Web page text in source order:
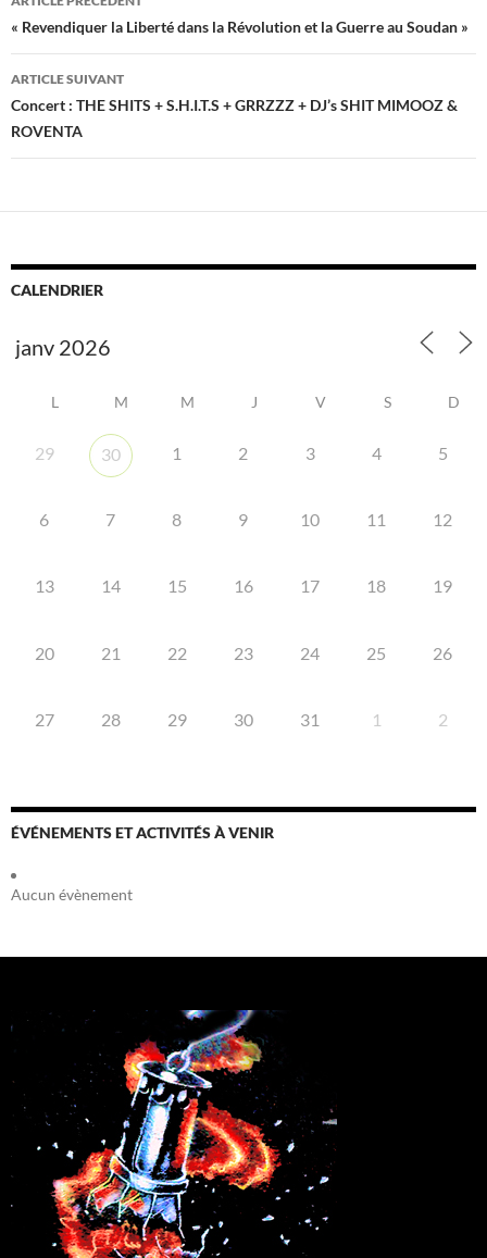
des
articles
« Revendiquer la Liberté dans la Révolution et la Guerre au Soudan »
ARTICLE SUIVANT
Concert : THE SHITS + S.H.I.T.S + GRRZZZ + DJ’s SHIT MIMOOZ &
ROVENTA
CALENDRIER
L M M J V S D
29 30 1 2 3 4 5
6 7 8 9 10 11 12
13 14 15 16 17 18 19
20 21 22 23 24 25 26
27 28 29 30 31 1 2
ÉVÉNEMENTS ET ACTIVITÉS À VENIR
Aucun évènement